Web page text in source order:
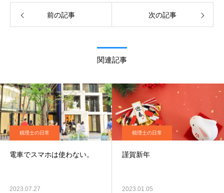
前の記事 次の記事
関連記事
税理士の日常
電車でスマホは使わない。
2023.07.27
税理士の日常
謹賀新年
2023.01.05